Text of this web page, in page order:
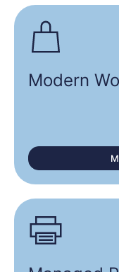
Modern